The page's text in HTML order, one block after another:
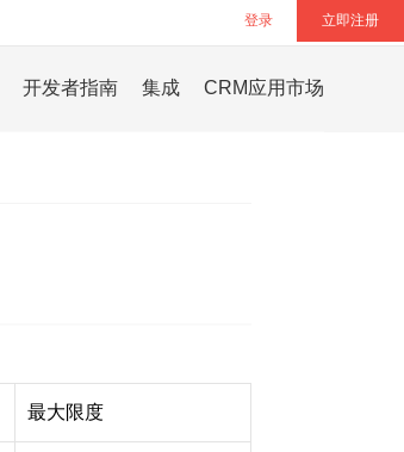
立即注册
登录
开发者指南 集成 CRM应用市场
最大限度